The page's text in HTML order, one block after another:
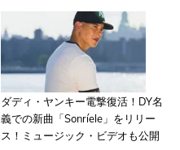
ダディ・ヤンキー電撃復活！DY名
義での新曲「Sonríele」をリリー
ス！ミュージック・ビデオも公開